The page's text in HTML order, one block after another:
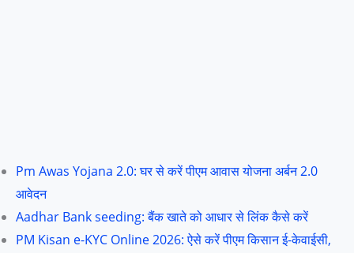
Pm Awas Yojana 2.0: घर से करें पीएम आवास योजना अर्बन 2.0
आवेदन
Aadhar Bank seeding: बैंक खाते को आधार से लिंक कैसे करें
PM Kisan e-KYC Online 2026: ऐसे करें पीएम किसान ई-केवाईसी,